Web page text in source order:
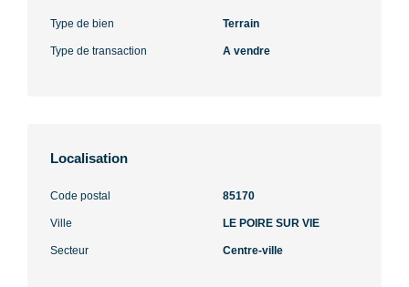
Type de bien Terrain
Type de transaction A vendre
Localisation
Code postal 85170
Ville LE POIRE SUR VIE
Secteur Centre-ville